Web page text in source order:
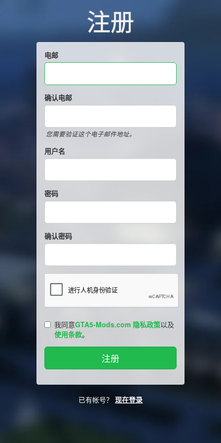
注册
电邮
确认电邮
您需要验证这个电子邮件地址。
用户名
密码
确认密码
我同意GTA5-Mods.com 隐私政策以及
使用条款。
已有帐号？ 现在登录